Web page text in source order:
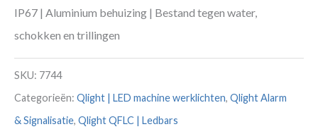
IP67 | Aluminium behuizing | Bestand tegen water,
schokken en trillingen
SKU: 7744
Categorieën: Qlight | LED machine werklichten, Qlight Alarm
& Signalisatie, Qlight QFLC | Ledbars